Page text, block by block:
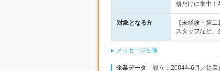
修だけに集中！
対象となる方
【未経験・第
スタッフなど、
メッセージ画像
企業データ 設立：2004年6月／従